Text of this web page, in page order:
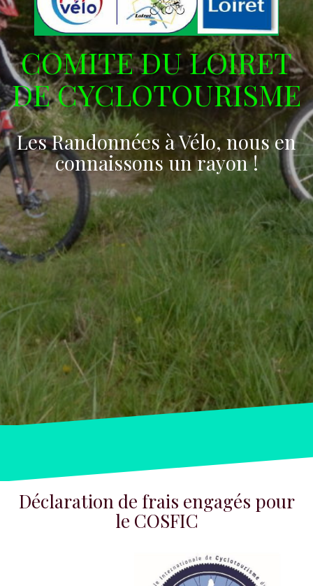
COMITE DU LOIRET
DE CYCLOTOURISME
Les Randonnées à Vélo, nous en
connaissons un rayon !
Déclaration de frais engagés pour
le COSFIC